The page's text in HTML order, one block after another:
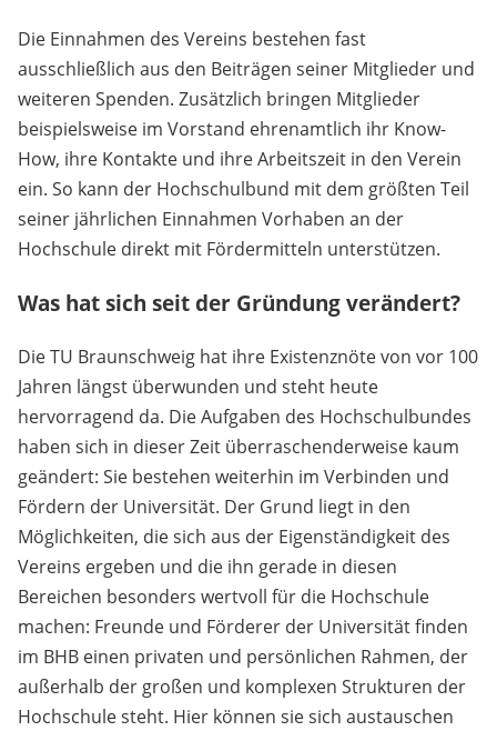
Die Einnahmen des Vereins bestehen fast
ausschließlich aus den Beiträgen seiner Mitglieder und
weiteren Spenden. Zusätzlich bringen Mitglieder
beispielsweise im Vorstand ehrenamtlich ihr Know-
How, ihre Kontakte und ihre Arbeitszeit in den Verein
ein. So kann der Hochschulbund mit dem größten Teil
seiner jährlichen Einnahmen Vorhaben an der
Hochschule direkt mit Fördermitteln unterstützen.
Was hat sich seit der Gründung verändert?
Die TU Braunschweig hat ihre Existenznöte von vor 100
Jahren längst überwunden und steht heute
hervorragend da. Die Aufgaben des Hochschulbundes
haben sich in dieser Zeit überraschenderweise kaum
geändert: Sie bestehen weiterhin im Verbinden und
Fördern der Universität. Der Grund liegt in den
Möglichkeiten, die sich aus der Eigenständigkeit des
Vereins ergeben und die ihn gerade in diesen
Bereichen besonders wertvoll für die Hochschule
machen: Freunde und Förderer der Universität finden
im BHB einen privaten und persönlichen Rahmen, der
außerhalb der großen und komplexen Strukturen der
Hochschule steht. Hier können sie sich austauschen